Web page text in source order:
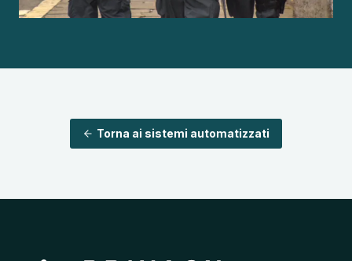
Torna ai sistemi automatizzati